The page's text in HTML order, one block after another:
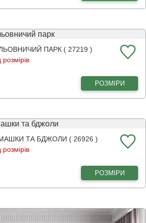
ПАРК ( 27219 )
розмірів
РОЗМІРИ
ТА БДЖОЛИ ( 26926 )
розмірів
РОЗМІРИ